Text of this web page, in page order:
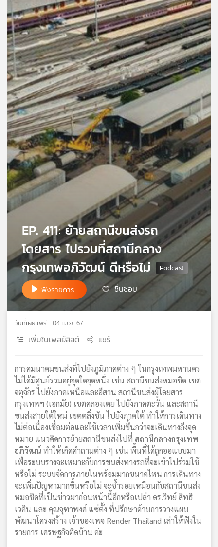
ข่าว
และ
กิจกรรม
เกี่ยว
กับ
เรา
เครือ
ข่าย
วิทยุ
ไทย
พี
บี
เอส
เครือ
ข่าย
EP. 411: ย้ายสถานีขนส่งรถ
โดยสาร ไปรวมที่สถานีกลาง
กรุงเทพอภิวัฒน์ ดีหรือไม่
ฟังรายการ ชื่นชอบ
วันที่เผยแพร่ : 04 เม.ย. 67
เพิ่มในเพลย์ลิสต์ แชร์
การคมนาคมขนส่งที่ไปยังภูมิภาคต่าง ๆ ในกรุงเทพมหานคร
ไม่ได้มีศูนย์รวมอยู่จุดใดจุดหนึ่ง เช่น สถานีขนส่งหมอชิด เขต
จตุจักร ไปยังภาคเหนือและอีสาน สถานีขนส่งผู้โดยสาร
กรุงเทพฯ (เอกมัย) เขตคลองเตย ไปยังภาคตะวัน และสถานี
ขนส่งสายใต้ใหม่ เขตตลิ่งชัน ไปยังภาคใต้ ทำให้การเดินทาง
ไม่ต่อเนื่องเชื่อมต่อและใช้เวลาเพิ่มขึ้นกว่าจะเดินทางถึงจุด
หมาย แนวคิดการย้ายสถานีขนส่งไปที่ สถานีกลางกรุงเทพ
อภิวัฒน์ ทำให้เกิดคำถามต่าง ๆ เช่น พื้นที่ได้ถูกออแบบมา
เพื่อระบบรางจะเหมาะกับการขนส่งทางรถที่จะเข้าไปร่วมใช้
หรือไม่ ระบบจัดการภายในพร้อมมากขนาดไหน การเดินทาง
จะเพิ่มปัญหามากขึ้นหรือไม่ จะซ้ำรอยเหมือนกับสถานีขนส่ง
หมอชิดที่เป็นข่าวมาก่อนหน้านี้อีกหรือเปล่า ดร.วิทย์ สิทธิ
เวคิน และ คุณจุฑาพงศ์ แซ่ตั้ง ที่ปรึกษาด้านการวางแผน
พัฒนาโครงสร้าง เจ้าของเพจ Render Thailand เล่าให้ฟังใน
รายการ เศรษฐกิจติดบ้าน ค่ะ